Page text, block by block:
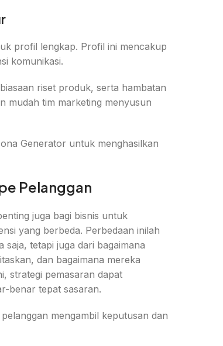
profil lengkap. Profil ini mencakup
komunikasi.
riset produk, serta hambatan
mudah tim marketing menyusun
Generator untuk menghasilkan
Pelanggan
juga bagi bisnis untuk
yang berbeda. Perbedaan inilah
tetapi juga dari bagaimana
dan bagaimana mereka
strategi pemasaran dapat
benar tepat sasaran.
mengambil keputusan dan